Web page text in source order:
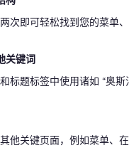
次即可轻松找到您的菜单
关键词
标题标签中使用诸如 “奥
他关键页面，例如菜单、